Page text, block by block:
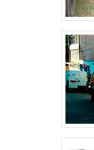
ALUGUEL DE GERADOR DE
ALUGUEL DE GERADOR DE
ALUGUEL DE GERADOR DE
ALUGUEL DE GERADOR DE
ALUGUEL DE GERADOR DE
ALUGUEL DE GERADOR DE
ALUGUEL DE GERADOR DE
ALUGUEL DE GERADOR DE
ALUGUEL DE GERADOR DE
ALUGUEL DE GERADOR DE